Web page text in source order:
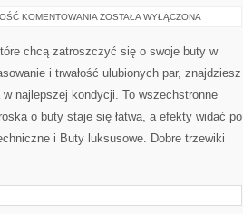
KOMENTOWANIA BUTY
ZOSTAŁA WYŁĄCZONA
chcą zatroszczyć się o swoje buty w
i trwałość ulubionych par, znajdziesz
najlepszej kondycji. To wszechstronne
o buty staje się łatwa, a efekty widać po
i Buty luksusowe. Dobre trzewiki